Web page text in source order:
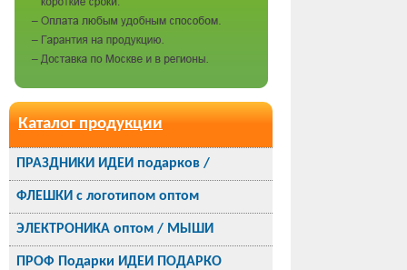
Каталог продукции
ПРАЗДНИКИ ИДЕИ подарков /
ФЛЕШКИ с логотипом оптом
ЭЛЕКТРОНИКА оптом / МЫШИ
ПРОФ Подарки ИДЕИ ПОДАРКО